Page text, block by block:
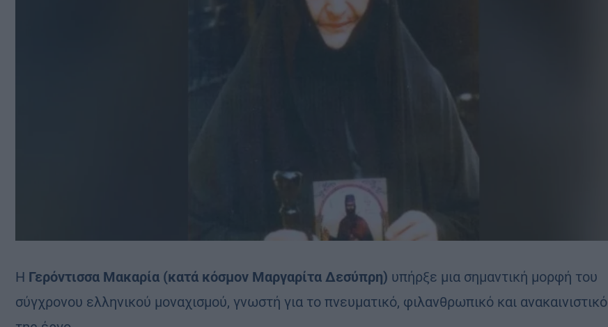
Η Γερόντισσα Μακαρία (κατά κόσμον Μαργαρίτα Δεσύπρη) υπήρξε μια σημαντική μορφή του
σύγχρονου ελληνικού μοναχισμού, γνωστή για το πνευματικό, φιλανθρωπικό και ανακαινιστικό